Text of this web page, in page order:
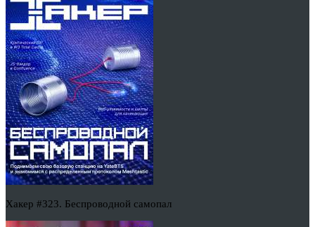
Хакер #323. Беспроводной самопал